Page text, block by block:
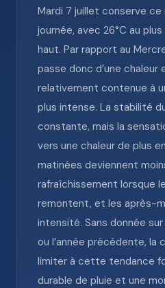
Mardi 7 juillet conserve
journée, avec 26°C au
haut. Par rapport au
passe donc d’une chaleur
relativement contenue à
plus intense. La stabilité
constante, mais la
vers une chaleur de plus
matinées deviennent
rafraîchissement lorsque
remontent, et les après-
intensité. Sans donnée
ou l’année précédente, la
limiter à cette tendance
durable de pluie et une